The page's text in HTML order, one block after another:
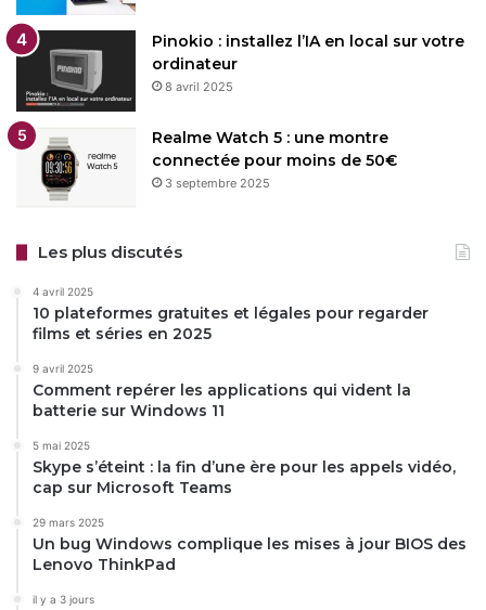
Pinokio : installez l’IA en local sur votre
ordinateur
8 avril 2025
Realme Watch 5 : une montre
connectée pour moins de 50€
3 septembre 2025
Les plus discutés
4 avril 2025
10 plateformes gratuites et légales pour regarder
films et séries en 2025
9 avril 2025
Comment repérer les applications qui vident la
batterie sur Windows 11
5 mai 2025
Skype s’éteint : la fin d’une ère pour les appels vidéo,
cap sur Microsoft Teams
29 mars 2025
Un bug Windows complique les mises à jour BIOS des
Lenovo ThinkPad
il y a 3 jours